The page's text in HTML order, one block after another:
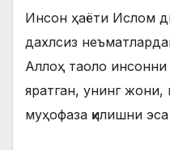
Инсон ҳаёти Ислом
дахлсиз
Аллоҳ таоло инсонни
яратган, унинг
муҳофаза қилишни